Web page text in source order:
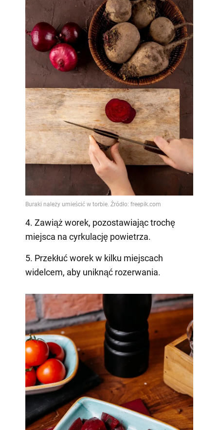
4. Zawiąż worek, pozostawiając trochę
miejsca na cyrkulację powietrza.
5. Przekłuć worek w kilku miejscach
widelcem, aby uniknąć rozerwania.